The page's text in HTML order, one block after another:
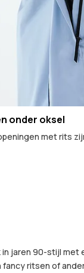
onder oksel
met rits
jaren 90-stijl
ritsen of